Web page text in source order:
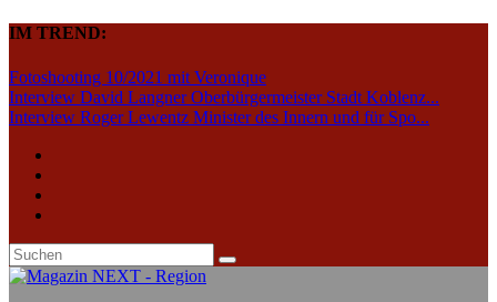
IM TREND:
Fotoshooting 10/2021 mit Veronique
Interview David Langner Oberbürgermeister Stadt Koblenz...
Interview Roger Lewentz Minister des Innern und für Spo...